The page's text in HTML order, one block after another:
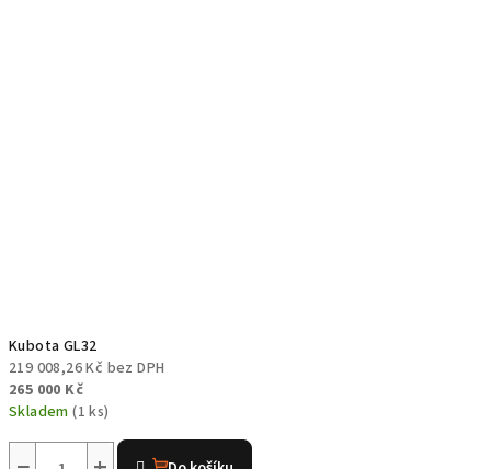
Kubota GL32
219 008,26 Kč bez DPH
265 000 Kč
Skladem(1 ks)